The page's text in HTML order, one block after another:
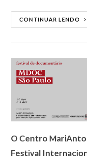
CONTINUAR LENDO
O Centro
Festival